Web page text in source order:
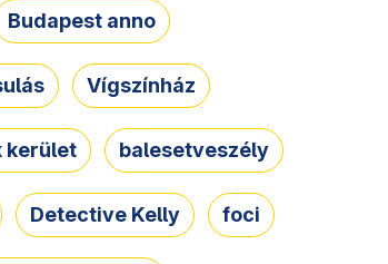
Budapest anno
Vígszínház
kerület balesetveszély
Detective Kelly foci